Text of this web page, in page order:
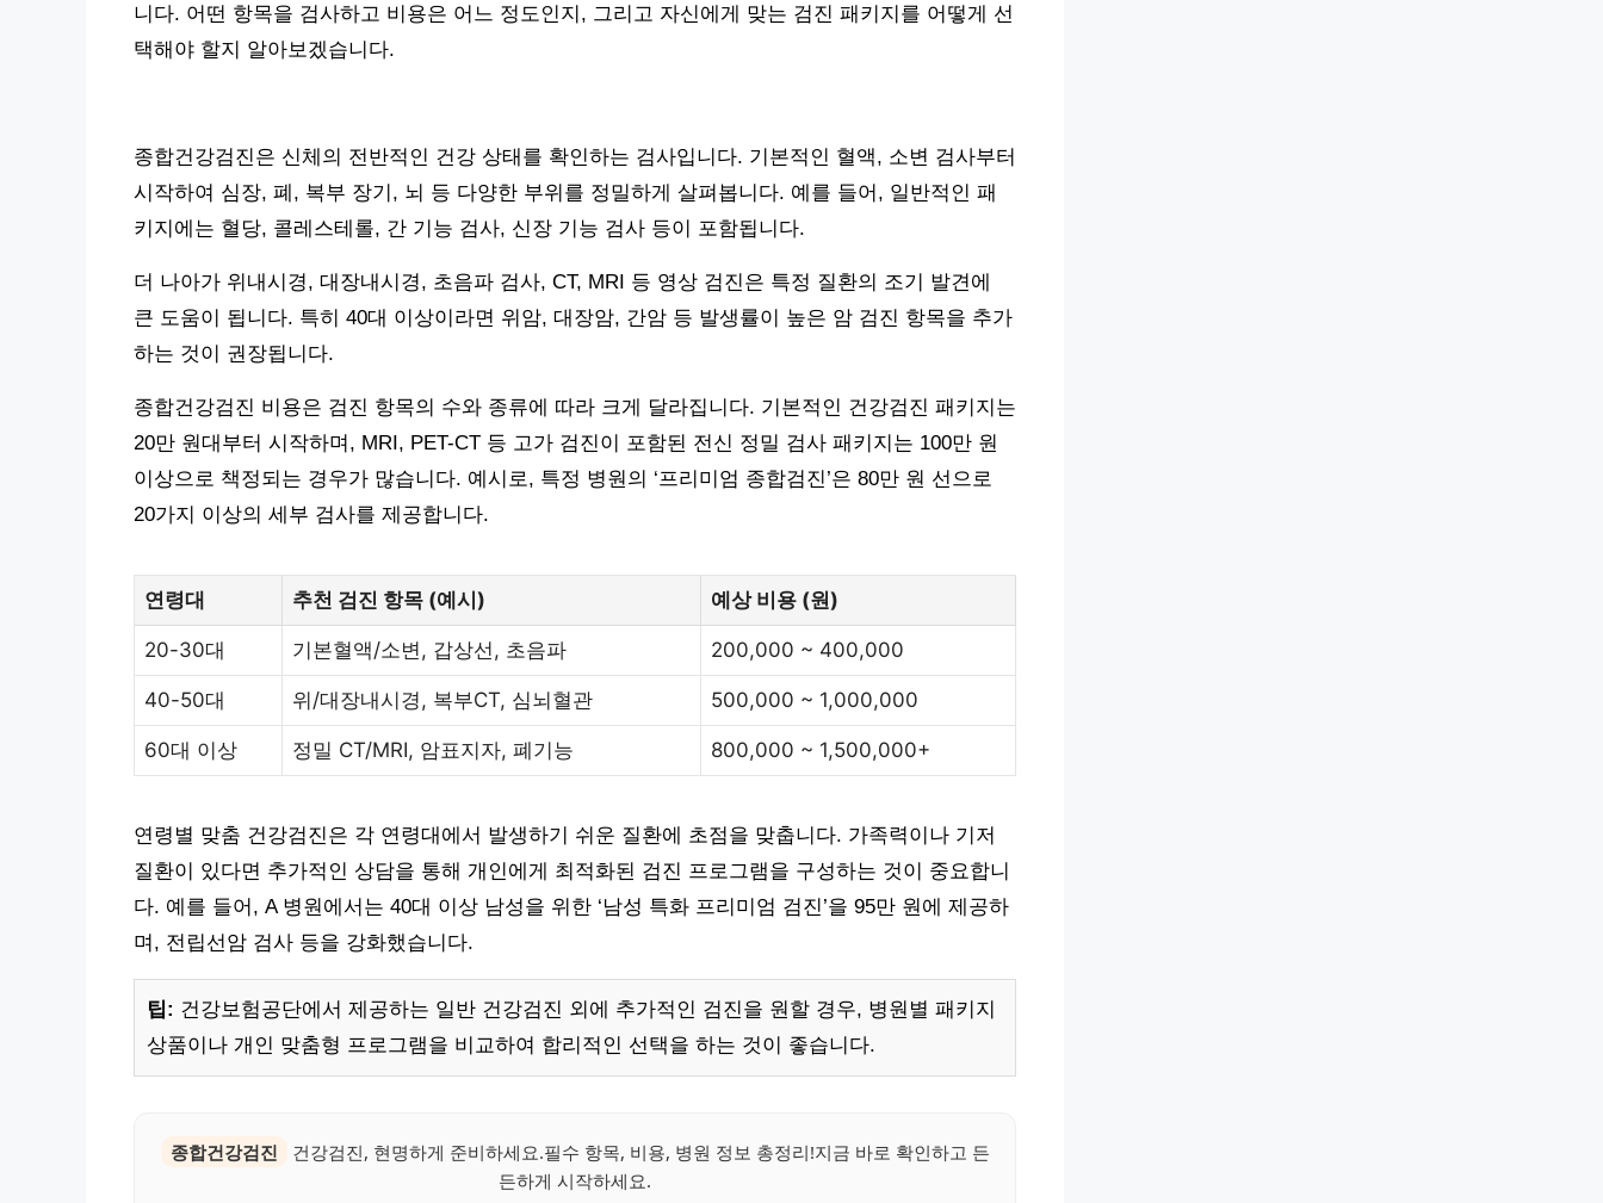
니다. 어떤 항목을 검사하고 비용은 어느 정도인지, 그리고 자신에게 맞는 검진 패키지를 어떻게 선
택해야 할지 알아보겠습니다.
종합건강검진은 신체의 전반적인 건강 상태를 확인하는 검사입니다. 기본적인 혈액, 소변 검사부터
시작하여 심장, 폐, 복부 장기, 뇌 등 다양한 부위를 정밀하게 살펴봅니다. 예를 들어, 일반적인 패
키지에는 혈당, 콜레스테롤, 간 기능 검사, 신장 기능 검사 등이 포함됩니다.
더 나아가 위내시경, 대장내시경, 초음파 검사, CT, MRI 등 영상 검진은 특정 질환의 조기 발견에
큰 도움이 됩니다. 특히 40대 이상이라면 위암, 대장암, 간암 등 발생률이 높은 암 검진 항목을 추가
하는 것이 권장됩니다.
종합건강검진 비용은 검진 항목의 수와 종류에 따라 크게 달라집니다. 기본적인 건강검진 패키지는
20만 원대부터 시작하며, MRI, PET-CT 등 고가 검진이 포함된 전신 정밀 검사 패키지는 100만 원
이상으로 책정되는 경우가 많습니다. 예시로, 특정 병원의 ‘프리미엄 종합검진’은 80만 원 선으로
20가지 이상의 세부 검사를 제공합니다.
연령대 추천 검진 항목 (예시) 예상 비용 (원)
20-30대 기본혈액/소변, 갑상선, 초음파 200,000 ~ 400,000
40-50대 위/대장내시경, 복부CT, 심뇌혈관 500,000 ~ 1,000,000
60대 이상 정밀 CT/MRI, 암표지자, 폐기능 800,000 ~ 1,500,000+
연령별 맞춤 건강검진은 각 연령대에서 발생하기 쉬운 질환에 초점을 맞춥니다. 가족력이나 기저
질환이 있다면 추가적인 상담을 통해 개인에게 최적화된 검진 프로그램을 구성하는 것이 중요합니
다. 예를 들어, A 병원에서는 40대 이상 남성을 위한 ‘남성 특화 프리미엄 검진’을 95만 원에 제공하
며, 전립선암 검사 등을 강화했습니다.
팁: 건강보험공단에서 제공하는 일반 건강검진 외에 추가적인 검진을 원할 경우, 병원별 패키지
상품이나 개인 맞춤형 프로그램을 비교하여 합리적인 선택을 하는 것이 좋습니다.
종합건강검진
건강검진, 현명하게 준비하세요.필수 항목, 비용, 병원 정보 총정리!지금 바로 확인하고 든
든하게 시작하세요.